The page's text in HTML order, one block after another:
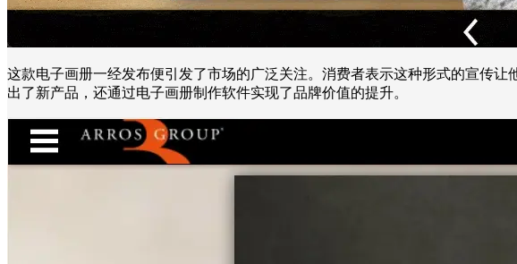
这款电子画册一经发布便引发了市场的广泛关注。消费者表示这种形式的宣传
出了新产品，还通过电子画册制作软件实现了品牌价值的提升。